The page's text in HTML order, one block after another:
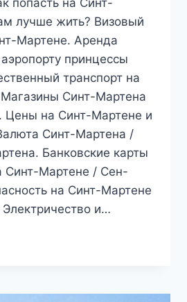
попасть на Синт-
лучше жить? Визовый
Мартене. Аренда
принцессы
транспорт на
Синт-Мартена
Цены на Синт-Мартене и
Синт-Мартена /
Банковские карты
Синт-Мартене / Сен-
на Синт-Мартене
и…